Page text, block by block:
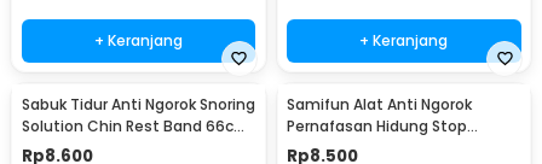
+ Keranjang + Keranjang
Sabuk Tidur Anti Ngorok Snoring
Solution Chin Rest Band 66cm
- 5582
Rp8.600
Samifun Alat Anti Ngorok
Pernafasan Hidung Stop
Snoring Air Purifier - MX-555
Rp8.500